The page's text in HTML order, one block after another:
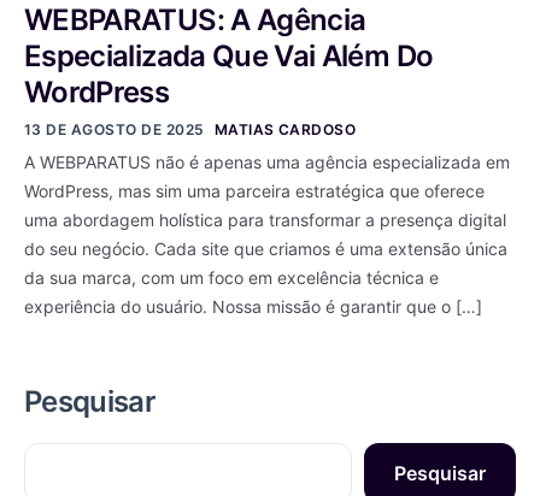
WEBPARATUS: A Agência
Especializada Que Vai Além Do
WordPress
13 DE AGOSTO DE 2025 MATIAS CARDOSO
A WEBPARATUS não é apenas uma agência especializada em
WordPress, mas sim uma parceira estratégica que oferece
uma abordagem holística para transformar a presença digital
do seu negócio. Cada site que criamos é uma extensão única
da sua marca, com um foco em excelência técnica e
experiência do usuário. Nossa missão é garantir que o […]
Pesquisar
Pesquisar